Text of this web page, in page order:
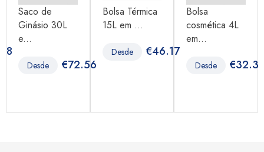
Saco de
Ginásio 30L
e...
Desde €72.56
Bolsa Térmica
15L em ...
Desde €46.17
Bolsa
cosmética 4L
em...
Desde €